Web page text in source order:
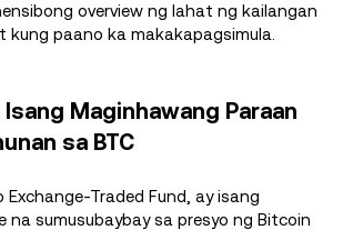
overview ng lahat ng kailangan
kung paano ka makakapagsimula.
Isang Maginhawang Paraan
sa BTC
o Exchange-Traded Fund, ay isang
na sumusubaybay sa presyo ng Bitcoin